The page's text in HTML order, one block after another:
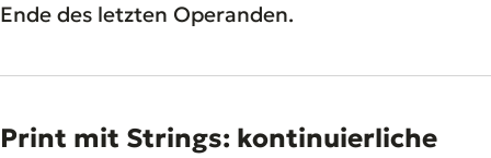
Ende des letzten Operanden.
Print mit Strings: kontinuierliche